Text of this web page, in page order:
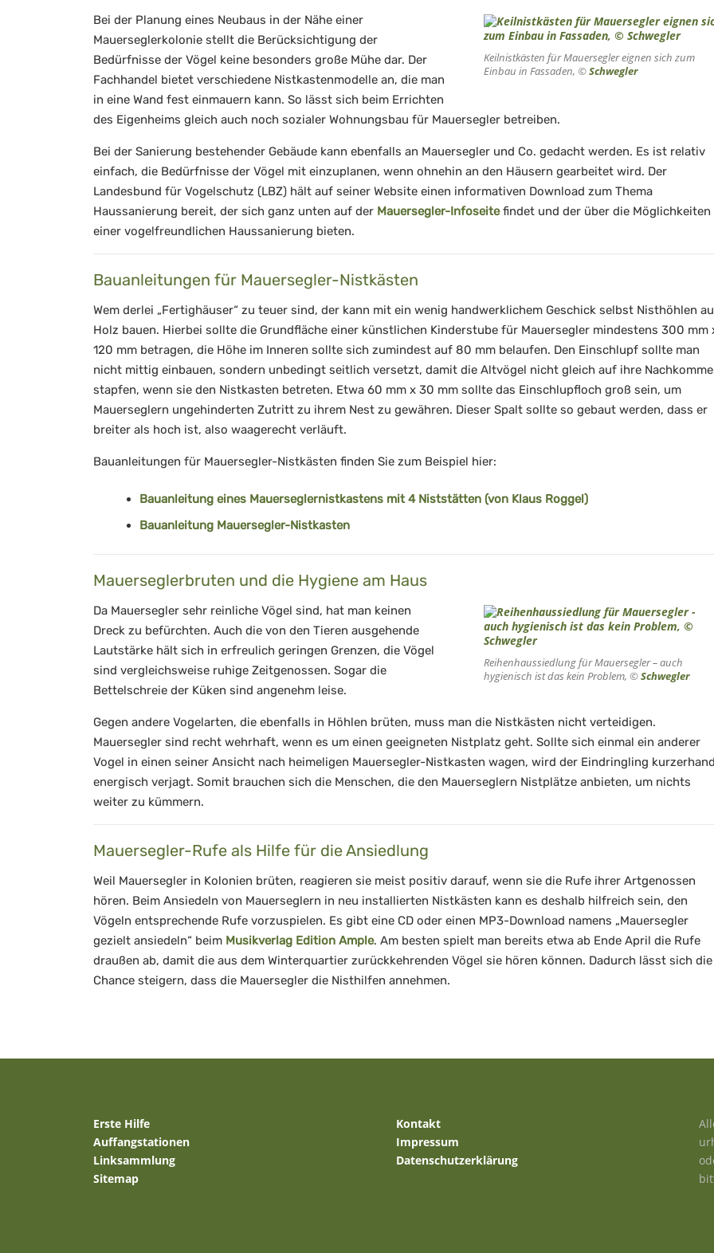
Keilnistkästen für Mauersegler eignen sich zum
Einbau in Fassaden, ©Schwegler
Bei der Planung eines Neubaus in der Nähe einer
Mauerseglerkolonie stellt die Berücksichtigung der
Bedürfnisse der Vögel keine besonders große Mühe dar. Der
Fachhandel bietet verschiedene Nistkastenmodelle an, die man
in eine Wand fest einmauern kann. So lässt sich beim Errichten
des Eigenheims gleich auch noch sozialer Wohnungsbau für Mauersegler betreiben.
Bei der Sanierung bestehender Gebäude kann ebenfalls an Mauersegler und Co. gedacht werden. Es ist relativ
einfach, die Bedürfnisse der Vögel mit einzuplanen, wenn ohnehin an den Häusern gearbeitet wird. Der
Landesbund für Vogelschutz (LBZ) hält auf seiner Website einen informativen Download zum Thema
Haussanierung bereit, der sich ganz unten auf der Mauersegler-Infoseitefindet und der über die Möglichkeiten
einer vogelfreundlichen Haussanierung bieten.
Bauanleitungen für Mauersegler-Nistkästen
Wem derlei „Fertighäuser“ zu teuer sind, der kann mit ein wenig handwerklichem Geschick selbst Nisthöhlen
Holz bauen. Hierbei sollte die Grundfläche einer künstlichen Kinderstube für Mauersegler mindestens 300 mm
120 mm betragen, die Höhe im Inneren sollte sich zumindest auf 80 mm belaufen. Den Einschlupf sollte man
nicht mittig einbauen, sondern unbedingt seitlich versetzt, damit die Altvögel nicht gleich auf ihre
stapfen, wenn sie den Nistkasten betreten. Etwa 60 mm x 30 mm sollte das Einschlupfloch groß sein, um
Mauerseglern ungehinderten Zutritt zu ihrem Nest zu gewähren. Dieser Spalt sollte so gebaut werden, dass er
breiter als hoch ist, also waagerecht verläuft.
Bauanleitungen für Mauersegler-Nistkästen finden Sie zum Beispiel hier:
Bauanleitung eines Mauerseglernistkastens mit 4 Niststätten (von Klaus Roggel)
Bauanleitung Mauersegler-Nistkasten
Mauerseglerbruten und die Hygiene am Haus
Reihenhaussiedlung für Mauersegler – auch
hygienisch ist das kein Problem, ©Schwegler
Da Mauersegler sehr reinliche Vögel sind, hat man keinen
Dreck zu befürchten. Auch die von den Tieren ausgehende
Lautstärke hält sich in erfreulich geringen Grenzen, die Vögel
sind vergleichsweise ruhige Zeitgenossen. Sogar die
Bettelschreie der Küken sind angenehm leise.
Gegen andere Vogelarten, die ebenfalls in Höhlen brüten, muss man die Nistkästen nicht verteidigen.
Mauersegler sind recht wehrhaft, wenn es um einen geeigneten Nistplatz geht. Sollte sich einmal ein anderer
Vogel in einen seiner Ansicht nach heimeligen Mauersegler-Nistkasten wagen, wird der Eindringling kurzerhand
energisch verjagt. Somit brauchen sich die Menschen, die den Mauerseglern Nistplätze anbieten, um nichts
weiter zu kümmern.
Mauersegler-Rufe als Hilfe für die Ansiedlung
Weil Mauersegler in Kolonien brüten, reagieren sie meist positiv darauf, wenn sie die Rufe ihrer Artgenossen
hören. Beim Ansiedeln von Mauerseglern in neu installierten Nistkästen kann es deshalb hilfreich sein, den
Vögeln entsprechende Rufe vorzuspielen. Es gibt eine CD oder einen MP3-Download namens „Mauersegler
gezielt ansiedeln“ beim Musikverlag Edition Ample. Am besten spielt man bereits etwa ab Ende April die Rufe
draußen ab, damit die aus dem Winterquartier zurückkehrenden Vögel sie hören können. Dadurch lässt sich die
Chance steigern, dass die Mauersegler die Nisthilfen annehmen.
Erste Hilfe
Auffangstationen
Linksammlung
Sitemap
Kontakt
Impressum
Datenschutzerklärung